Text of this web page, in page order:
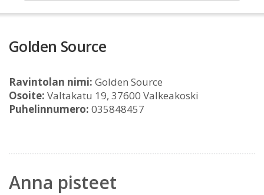
Golden Source
Ravintolan nimi: Golden Source
Osoite: Valtakatu 19, 37600 Valkeakoski
Puhelinnumero: 035848457
Anna pisteet